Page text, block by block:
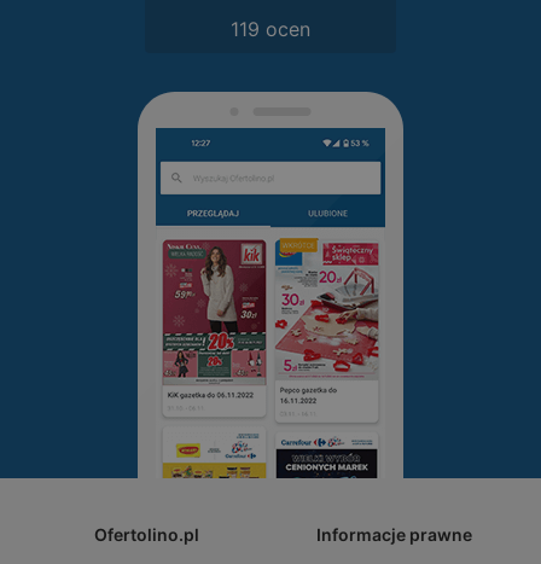
119 ocen
Ofertolino.pl Informacje prawne